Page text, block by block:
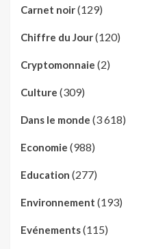
Carnet noir(129)
Chiffre du Jour(120)
Cryptomonnaie (2)
Culture (309)
Dans le monde (3 618)
Economie (988)
Education (277)
Environnement (193)
Evénements(115)